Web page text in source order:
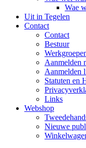
Wae
Uit in Tegelen
Contact
Contact
Bestuur
Aanmelden
Aanmelden
Statuten en
Links
Webshop
Nieuwe